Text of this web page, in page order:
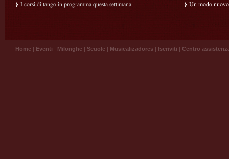
I corsi di tango in programma questa settimana
Un modo
Home | Eventi | Milonghe | Scuole | Musicalizadores | Iscriviti | Centro